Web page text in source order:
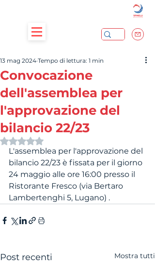
Convocazione
dell'assemblea per
l'approvazione del
bilancio 22/23
13 mag 2024 Tempo di lettura: 1 min
Valutazione NaN stelle su 5.
L'assemblea per l'approvazione del
bilancio 22/23 è fissata per il giorno
24 maggio alle ore 16:00 presso il
Ristorante Fresco (via Bertaro
Lambertenghi 5, Lugano) .
Post recenti Mostra tutti